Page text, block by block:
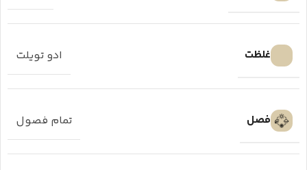
غلظت ادو تویلت
فصل تمام فصول